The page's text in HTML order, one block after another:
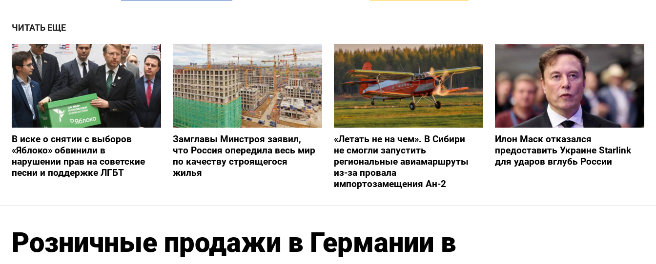
ЧИТАТЬ ЕЩЕ
В иске о снятии с выборов
«Яблоко» обвинили в
нарушении прав на советские
песни и поддержке ЛГБТ
Замглавы Минстроя заявил,
что Россия опередила весь мир
по качеству строящегося
жилья
«Летать не на чем». В Сибири
не смогли запустить
региональные авиамаршруты
из-за провала
импортозамещения Ан-2
Илон Маск отказался
предоставить Украине Starlink
для ударов вглубь России
Розничные продажи в Германии в